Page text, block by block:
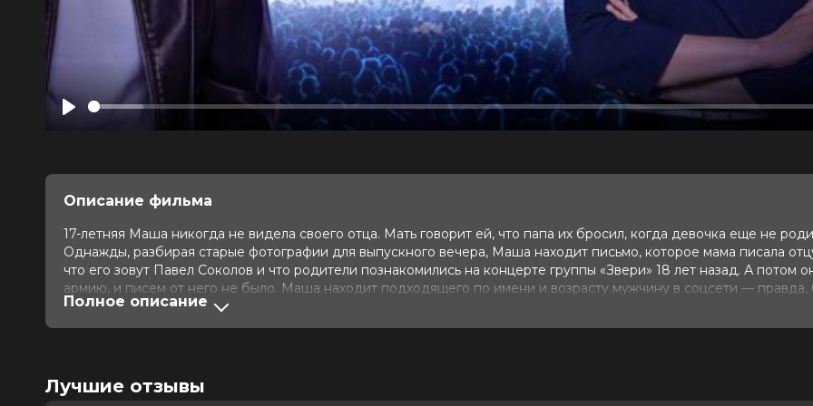
Описание фильма
17-летняя Маша никогда не видела своего отца. Мать говорит ей, что папа их бросил, когда девочка еще не
Однажды, разбирая старые фотографии для выпускного вечера, Маша находит письмо, которое мама писала
что его зовут Павел Соколов и что родители познакомились на концерте группы «Звери» 18 лет назад. А потом
армию, и писем от него не было. Маша находит подходящего по имени и возрасту мужчину в соцсети —
и видит пост, что он идет на юбилейный концерт группы «Звери». Маша убеждена, что это её отец, и решает
отправиться на концерт, найти его и узнать, почему он их оставил.
Год
2024
Полное описание
Лучшие отзывы